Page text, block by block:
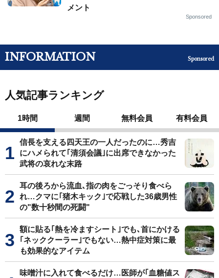
メント
Sponsored
INFORMATION Sponsored
人気記事ランキング
1時間 週間 無料会員 有料会員
信長を支える四天王の一人だったのに…秀吉
にハメられて｢清須会議｣に出席できなかった
武将の哀れな末路
耳の後ろから流血､指の肉をごっそり食べら
れ…クマに｢猪木キック｣で応戦した36歳男性
の"数十秒間の死闘"
額に貼る｢熱を冷ますシート｣でも､首にかける
｢ネッククーラー｣でもない…熱中症対策に最
も効果的なアイテム
味噌汁に入れて食べるだけ…医師が｢血糖値ス